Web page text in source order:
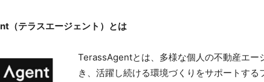
（テラスエージェント）とは
​TerassAgentとは、多様な個⼈の不動産エー
き、活躍し続ける環境づくりをサポートする